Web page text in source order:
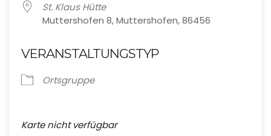
St. Klaus Hütte
Muttershofen 8, Muttershofen, 86456
VERANSTALTUNGSTYP
Ortsgruppe
Karte nicht verfügbar